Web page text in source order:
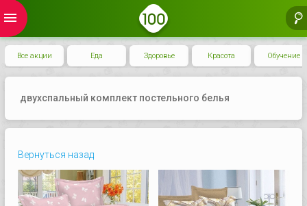
menu
Все акции Еда Здоровье Красота Обучение
двухспальный комплект постельного белья
Вернуться назад